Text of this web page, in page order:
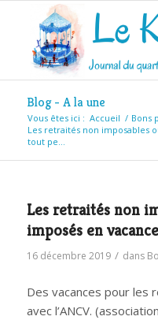
Blog - A la une
Vous êtes ici : Accueil / Bons
Les retraités non imposables
tout pe...
Les retraités non
imposés en
16 décembre 2019 / dans
Des vacances pour les
avec l’ANCV.